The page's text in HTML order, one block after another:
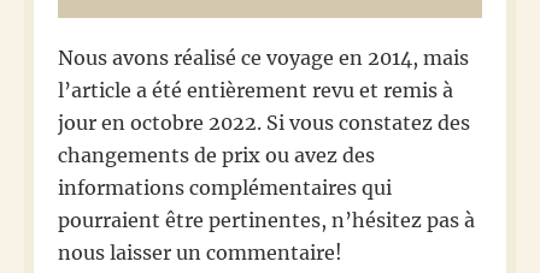
Nous avons réalisé ce voyage en 2014, mais
l’article a été entièrement revu et remis à
jour en octobre 2022. Si vous constatez des
changements de prix ou avez des
informations complémentaires qui
pourraient être pertinentes, n’hésitez pas à
nous laisser un commentaire!